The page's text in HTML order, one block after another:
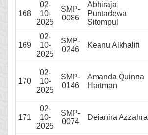
168
02-
10-
2025
SMP-
0086
Abhiraja
Puntadewa
Sitompul
169
02-
10-
2025
SMP-
0246
Keanu Alkhalifi
170
02-
10-
2025
SMP-
0146
Amanda Quinna
Hartman
171
02-
10-
2025
SMP-
0074
Deianira Azzahra